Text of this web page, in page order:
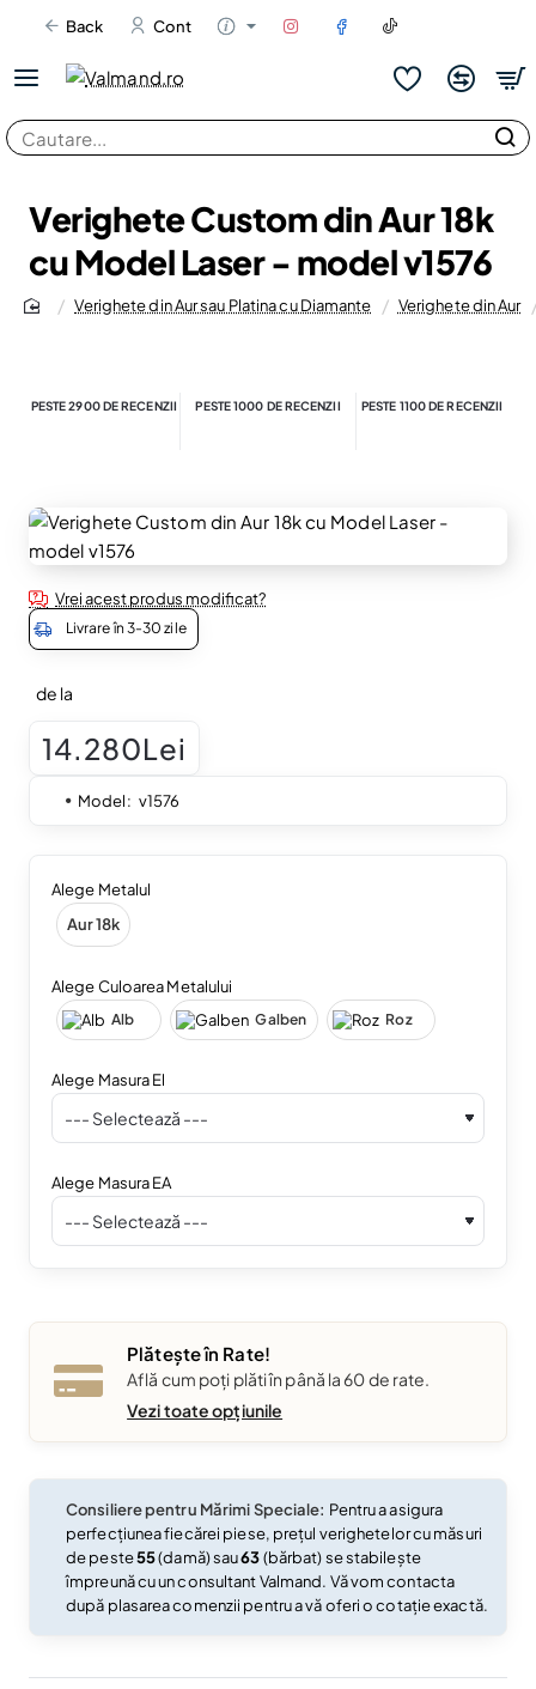
Back Cont
Cautare...
Verighete Custom din Aur 18k
cu Model Laser - model v1576
Verighete din Aur sau Platina cu Diamante Verighete din Aur
PESTE 2900 DE RECENZII PESTE 1000 DE RECENZII PESTE 1100 DE RECENZII
Vrei acest produs modificat?
Livrare în 3-30 zile
de la
14.280Lei
Model: v1576
Alege Metalul
Aur 18k
Alege Culoarea Metalului
Alb Galben Roz
Alege Masura El
Alege Masura EA
Plătește în Rate!
Află cum poți plăti în până la 60 de rate.
Vezi toate opțiunile
Consiliere pentru Mărimi Speciale: Pentru a asigura
perfecțiunea fiecărei piese, prețul verighetelor cu măsuri
de peste55(damă) sau63(bărbat) se stabilește
împreună cu un consultant Valmand. Vă vom contacta
după plasarea comenzii pentru a vă oferi o cotație exactă.